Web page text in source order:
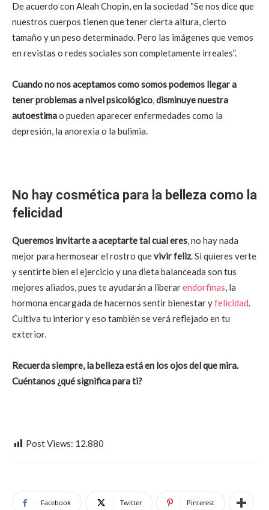
De acuerdo con Aleah Chopin, en la sociedad “Se nos dice que
nuestros cuerpos tienen que tener cierta altura, cierto
tamaño y un peso determinado. Pero las imágenes que vemos
en revistas o redes sociales son completamente irreales”.
Cuando no nos aceptamos como somos podemos llegar a
tener problemas a nivel psicológico,disminuye nuestra
autoestimao pueden aparecer enfermedades como la
depresión, la anorexia o la bulimia.
No hay cosmética para la belleza como la
felicidad
Queremos invitarte a aceptarte tal cual eres, no hay nada
mejor para hermosear el rostro quevivir feliz. Si quieres verte
y sentirte bien el ejercicio y una dieta balanceada son tus
mejores aliados, pues te ayudarán a liberarendorfinas, la
hormona encargada de hacernos sentir bienestar yfelicidad.
Cultiva tu interior y eso también se verá reflejado en tu
exterior.
Recuerda siempre, la belleza está en los ojos del que mira.
Cuéntanos ¿qué significa para ti?
Post Views: 12.880
Facebook Twitter Pinterest